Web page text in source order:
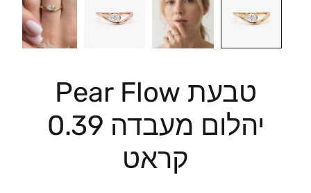
טבעת Pear Flow
יהלום מעבדה 0.39
קראט